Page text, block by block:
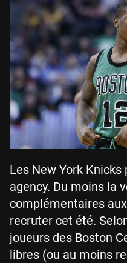
Les New York
agency. Du moins la
complémentaires
recruter cet été.
joueurs des Boston
libres (ou au moins